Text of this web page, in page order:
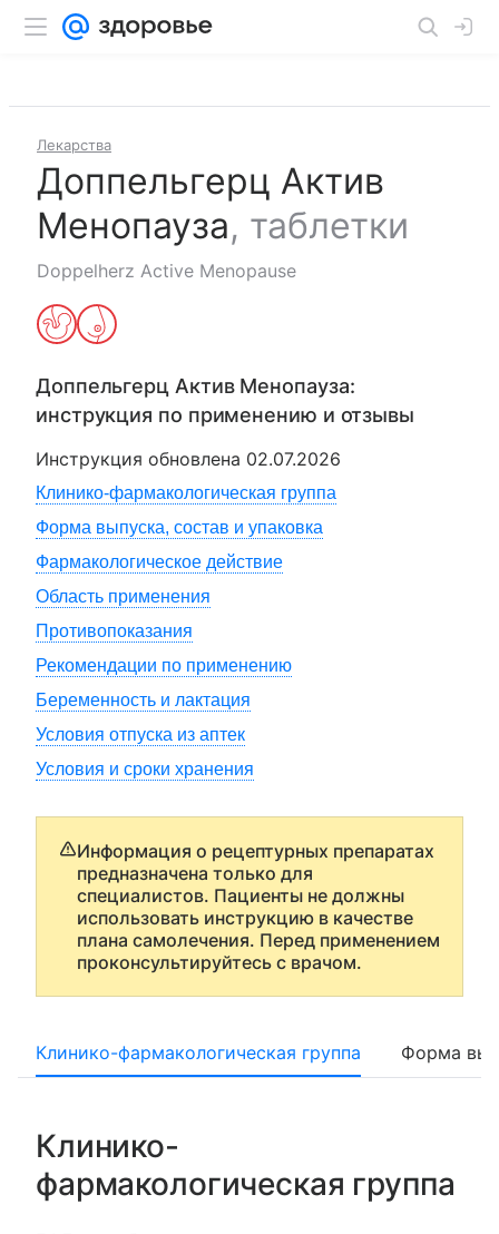
Лекарства
Доппельгерц Актив
Менопауза, таблетки
Doppelherz Active Menopause
Доппельгерц Актив Менопауза:
инструкция по применению и отзывы
Инструкция обновлена 02.07.2026
Клинико-фармакологическая группа
Форма выпуска, состав и упаковка
Фармакологическое действие
Область применения
Противопоказания
Рекомендации по применению
Беременность и лактация
Условия отпуска из аптек
Условия и сроки хранения
Информация о рецептурных препаратах
предназначена только для
специалистов. Пациенты не должны
использовать инструкцию в качестве
плана самолечения. Перед применением
проконсультируйтесь с врачом.
Клинико-фармакологическая группа Форма
Клинико-
фармакологическая группа